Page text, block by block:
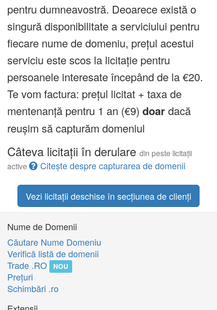
pentru dumneavostră. Deoarece există o
singură disponibilitate a serviciului pentru
fiecare nume de domeniu, prețul acestui
serviciu este scos la licitație pentru
persoanele interesate începând de la €20.
Te vom factura: prețul licitat + taxa de
mentenanță pentru 1 an (€9) doardacă
reușim să capturăm domeniul
Câteva licitații în derulare din peste licitații
active
Citește despre capturarea de domenii
Vezi licitații deschise în secțiunea de clienți
Nume de Domenii
Căutare Nume Domeniu
Verifică listă de domenii
Trade .RO
NOU
Preţuri
Schimbări .ro